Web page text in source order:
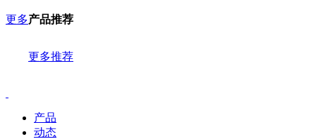
更多产品推荐
更多推荐
产品
动态